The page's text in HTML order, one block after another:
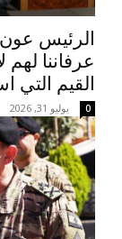
الرئيس
عرفاننا لهم
القيم التي
يوليو 31, 2026 0